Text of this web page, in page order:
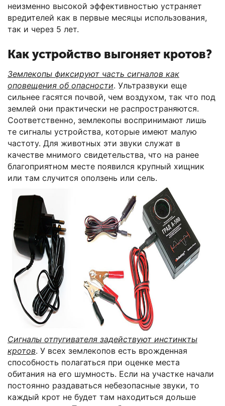
неизменно высокой эффективностью устраняет
вредителей как в первые месяцы использования,
так и через 5 лет.
Как устройство выгоняет кротов?
Землекопы фиксируют часть сигналов как
оповещения об опасности. Ультразвуки еще
сильнее гасятся почвой, чем воздухом, так что под
землей они практически не распространяются.
Соответственно, землекопы воспринимают лишь
те сигналы устройства, которые имеют малую
частоту. Для животных эти звуки служат в
качестве мнимого свидетельства, что на ранее
благоприятном месте появился крупный хищник
или там случится оползень или сель.
Сигналы отпугивателя задействуют инстинкты
кротов. У всех землекопов есть врожденная
способность полагаться при оценке места
обитания на его шумность. Если на участке начали
постоянно раздаваться небезопасные звуки, то
каждый крот не будет там находиться дольше